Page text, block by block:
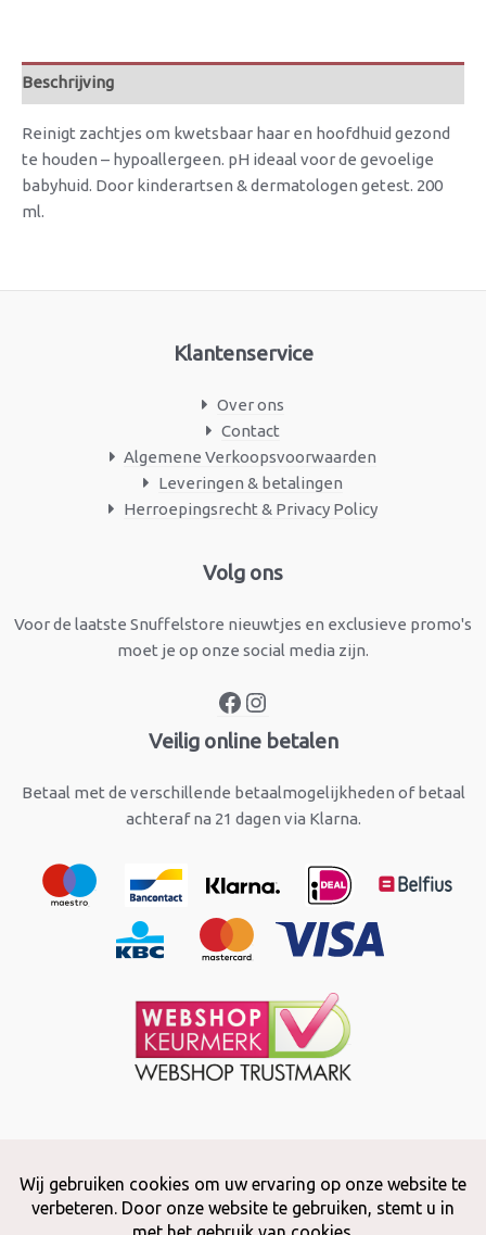
Beschrijving
Reinigt zachtjes om kwetsbaar haar en hoofdhuid gezond
te houden – hypoallergeen. pH ideaal voor de gevoelige
babyhuid. Door kinderartsen & dermatologen getest. 200
ml.
Klantenservice
Over ons
Contact
Algemene Verkoopsvoorwaarden
Leveringen & betalingen
Herroepingsrecht & Privacy Policy
Volg ons
Voor de laatste Snuffelstore nieuwtjes en exclusieve promo's
moet je op onze social media zijn.
Facebook
Veilig online betalen
Betaal met de verschillende betaalmogelijkheden of betaal
achteraf na 21 dagen via Klarna.
Copyright © 2026 Snuffelstore
Adax BV - 0032 (0)50 66 56 51 -info@snuffelstore.be